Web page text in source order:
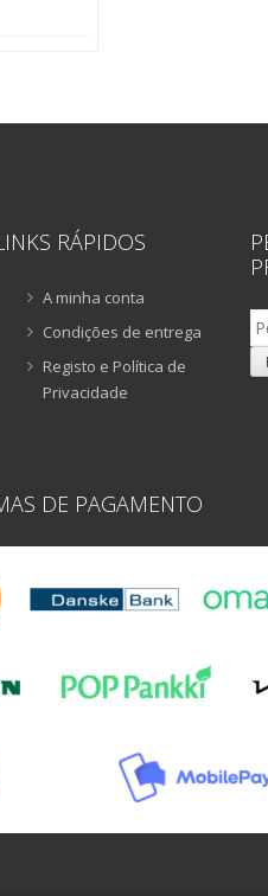
RÁPIDOS
A minha conta
Condições de entrega
Registo e Política de
Privacidade
DE PAGAMENTO